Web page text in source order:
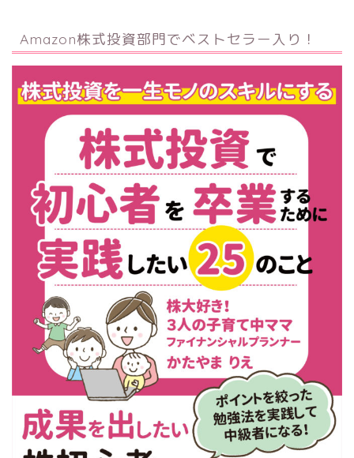
Amazon株式投資部門でベストセラー入り！